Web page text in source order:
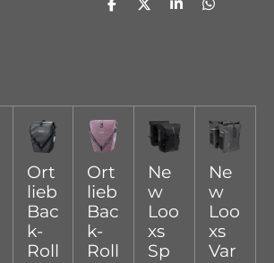
D
D
S
D
Ort
lieb
Bac
k-
Roll
Ort
lieb
Bac
k-
Roll
Ne
w
Loo
xs
Sp
Ne
w
Loo
xs
Var